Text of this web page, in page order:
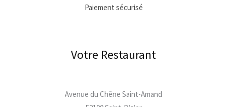
Paiement sécurisé
Votre Restaurant
Avenue du Chêne Saint-Amand